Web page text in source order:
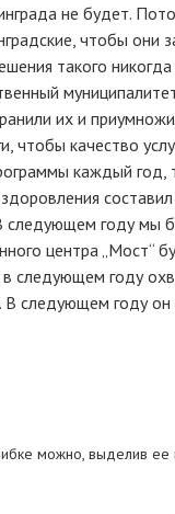
не будет.
чтобы они
такого
их и
чтобы качество
каждый год,
году мы
центра „Мост“
следующем году
следующем году
можно, выделив ее